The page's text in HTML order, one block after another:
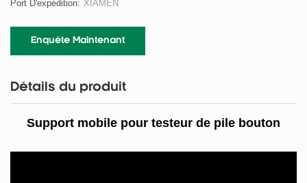
Port D'expédition: XIAMEN
Enquête Maintenant
Détails du produit
Support mobile pour testeur de pile bouton